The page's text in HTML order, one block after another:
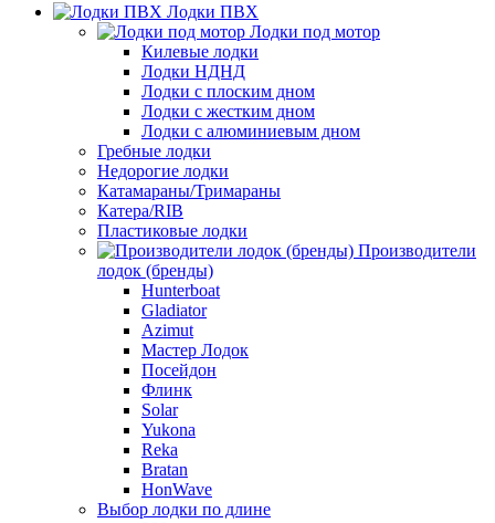
Лодки ПВХ
Лодки под мотор
Килевые лодки
Лодки НДНД
Лодки с плоским дном
Лодки с жестким дном
Лодки с алюминиевым дном
Гребные лодки
Недорогие лодки
Катамараны/Тримараны
Катера/RIB
Пластиковые лодки
Производители
лодок (бренды)
Hunterboat
Gladiator
Azimut
Мастер Лодок
Посейдон
Флинк
Solar
Yukona
Reka
Bratan
HonWave
Выбор лодки по длине